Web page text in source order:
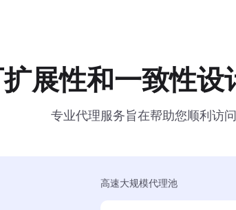
展性和一致性
专业代理服务旨在帮助您顺利访
高速大规模代理池